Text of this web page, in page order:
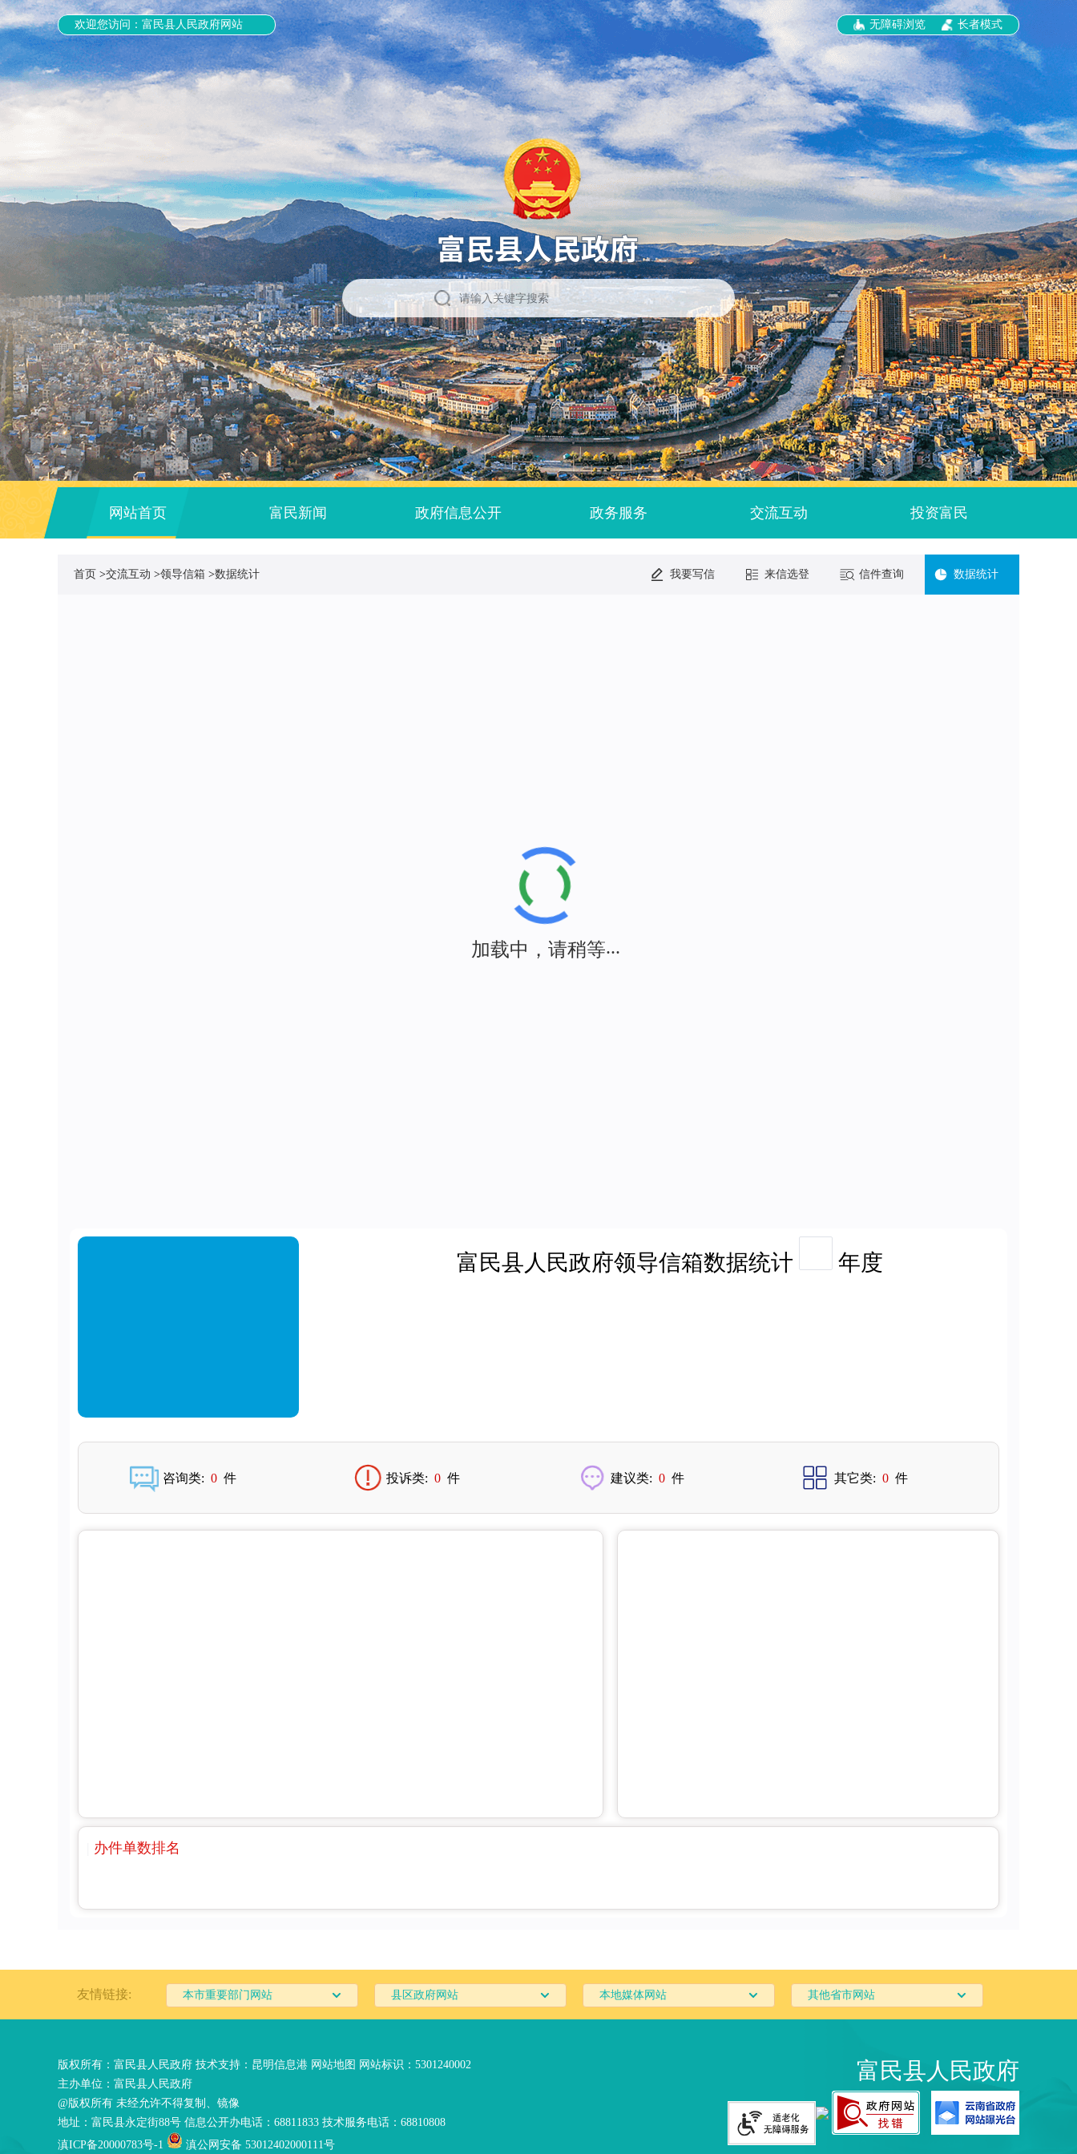
欢迎您访问：富民县人民政府网站 无障碍浏览 长者模式
网站首页 富民新闻 政府信息公开 政务服务 交流互动 投资富民
首页 >交流互动 >领导信箱 >数据统计 我要写信 来信选登 信件查询 数据统计
加载中，请稍等
富民县人民政府领导信箱数据统计 年度
咨询类: 0 件 投诉类: 0 件 建议类: 0 件 其它类: 0 件
办件单数排名
友情链接: 本市重要部门网站 县区政府网站 本地媒体网站 其他省市网站
版权所有：富民县人民政府 技术支持： 昆明信息港 网站地图 网站标识：5301240002
主办单位：富民县人民政府
@版权所有 未经允许不得复制、镜像
地址：富民县永定街88号 信息公开办电话：68811833 技术服务电话：68810808
滇ICP备20000783号-1
滇公网安备 53012402000111号
富民县人民政府